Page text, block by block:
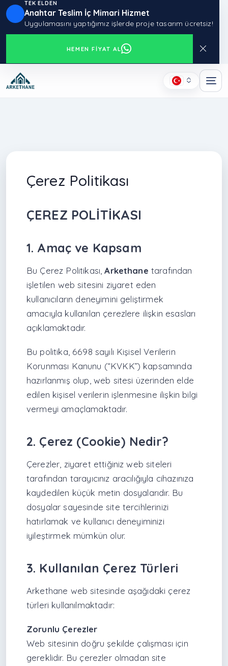
TEK ELDEN
Anahtar Teslim İç Mimari Hizmet
Uygulamasını yaptığımız işlerde proje tasarım ücretsiz!
HEMEN FIYAT AL
Çerez Politikası
ÇEREZ POLİTİKASI
1. Amaç ve Kapsam
Bu Çerez Politikası,Arkethane tarafından
işletilen web sitesini ziyaret eden
kullanıcıların deneyimini geliştirmek
amacıyla kullanılan çerezlere ilişkin esasları
açıklamaktadır.
Bu politika, 6698 sayılı Kişisel Verilerin
Korunması Kanunu (“KVKK”) kapsamında
hazırlanmış olup, web sitesi üzerinden elde
edilen kişisel verilerin işlenmesine ilişkin bilgi
vermeyi amaçlamaktadır.
2. Çerez (Cookie) Nedir?
Çerezler, ziyaret ettiğiniz web siteleri
tarafından tarayıcınız aracılığıyla cihazınıza
kaydedilen küçük metin dosyalarıdır. Bu
dosyalar sayesinde site tercihlerinizi
hatırlamak ve kullanıcı deneyiminizi
iyileştirmek mümkün olur.
3. Kullanılan Çerez Türleri
Arkethane web sitesinde aşağıdaki çerez
türleri kullanılmaktadır:
Zorunlu Çerezler
Web sitesinin doğru şekilde çalışması için
gereklidir. Bu çerezler olmadan site